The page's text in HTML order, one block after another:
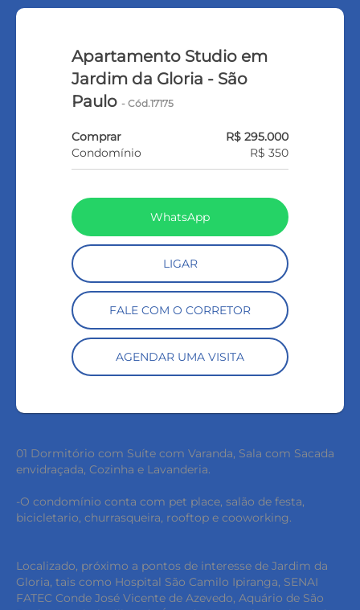
Apartamento Studio em
Jardim da Gloria - São
Paulo- Cód.17175
Comprar
R$ 295.000
Condomínio
R$ 350
WhatsApp
LIGAR
FALE COM O CORRETOR
AGENDAR UMA VISITA
01 Dormitório com Suíte com Varanda, Sala com Sacada
envidraçada, Cozinha e Lavanderia.
-O condomínio conta com pet place, salão de festa,
bicicletario, churrasqueira, rooftop e cooworking.
Localizado, próximo a pontos de interesse de Jardim da
Gloria, tais como Hospital São Camilo Ipiranga, SENAI
FATEC Conde José Vicente de Azevedo, Aquário de São